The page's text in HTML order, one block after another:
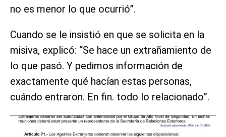
no es menor lo que ocurrió”.
Cuando se le insistió en que se solicita en la
misiva, explicó: “Se hace un extrañamiento de
lo que pasó. Y pedimos información de
exactamente qué hacían estas personas,
cuándo entraron. En fin. todo lo relacionado”.